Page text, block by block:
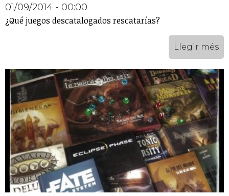
01/09/2014 - 00:00
¿Qué juegos descatalogados rescatarías?
Llegir més